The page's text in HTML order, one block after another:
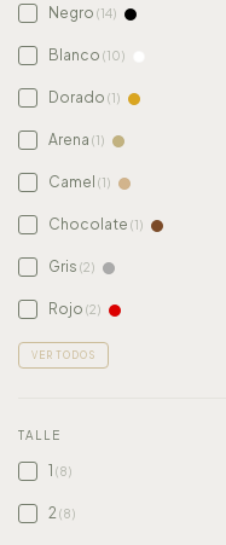
Negro (14)
Blanco (10)
Dorado (1)
Arena (1)
Camel (1)
Chocolate (1)
Gris (2)
Rojo (2)
VER TODOS
TALLE
1 (8)
2(8)